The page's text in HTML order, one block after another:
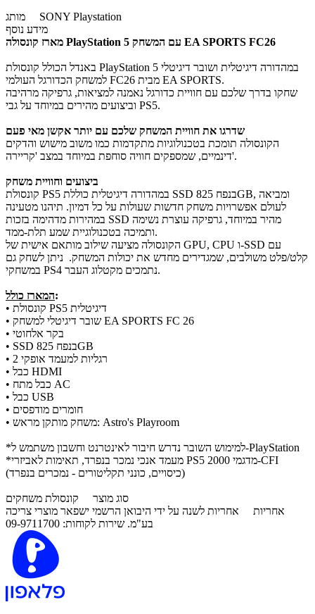
מותג SONY Playstation
מידע נוסף
מארז קונסולה PlayStation 5 עם המשחק EA SPORTS FC26​
באנדל הכולל קונסולת PlayStation 5 במהדורה דיגיטלית ושובר דיגיטלי
למשחק הכדורגל העולמי FC26 מבית EA SPORTS.
שחקו בדרך שלכם עם חוויית כדורגל נאמנה למציאות, גרפיקה מרהיבה
וביצועים מהירים במיוחד על גבי PS5.
שדרגו את חוויית המשחק שלכם עם יותר אקשן מאי פעם
הקונסולה תומכת בטכנולוגיות מתקדמות כמו משוב מישוש והדקים
דינמיים, שמספקים חוויה סוחפת במיוחד במצב 'קריירה'.
ביצועים וחוויית משחק
קונסולת PS5 במהדורה דיגיטלית כוללת SSD בנפח 825GB, ומביאה
לעולם אפשרויות משחק חדשות שעולות על כל דמיון. תיהנו מטעינה
במהירות מדהימה בזכות SSD מהיר במיוחד, גרפיקה עוצרת נשימה
ותמיכה בטכנולוגיית שמע תלת-ממד.
הקונסולה מציעה שילוב מותאם אישית של GPU, CPU ו-SSD עם
קלט/פלט משולבים, שמגדירים מחדש את יכולות המשחק. ניתן לשחק גם
במשחקי PS4 נתמכים מקטלוג העבר.
המארז כולל:
• שובר דיגיטלי למשחק EA SPORTS FC 26
• SSD בנפח 825GB
• כבל HDMI
• כבל מתח AC
• כבל USB
• משחק מותקן מראש: Astro's Playroom
*למימוש השובר נדרש חיבור לאינטרנט וחשבון משתמש ל-PlayStation
*מעמד אנכי נמכר בנפרד, תאימות לאביזרי PS5 מדגמי 2000-CFI
(כיסויים, כונני תקליטורים - נמכרים בנפרד)
סוג מוצר קונסולת משחקים
אחריות אחריות לשנה על ידי היבואן הרשמי ישפאר מוצרי צריכה
בע"מ. שירות לקוחות: 09-9711700